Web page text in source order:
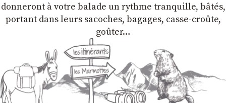
donneront à votre balade un rythme tranquille, bâtés,
portant dans leurs sacoches, bagages, casse-croûte,
goûter…